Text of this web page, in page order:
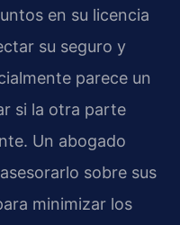
en su licencia
su seguro y
parece un
si la otra parte
Un abogado
sobre sus
minimizar los